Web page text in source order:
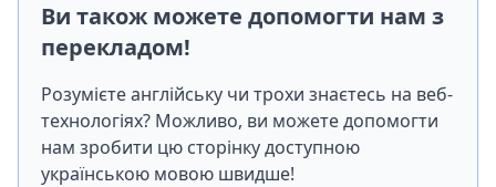
Ви також можете допомогти нам з
перекладом!
Розумієте англійську чи трохи знаєтесь на веб-
технологіях? Можливо, ви можете допомогти
нам зробити цю сторінку доступною
українською мовою швидше!